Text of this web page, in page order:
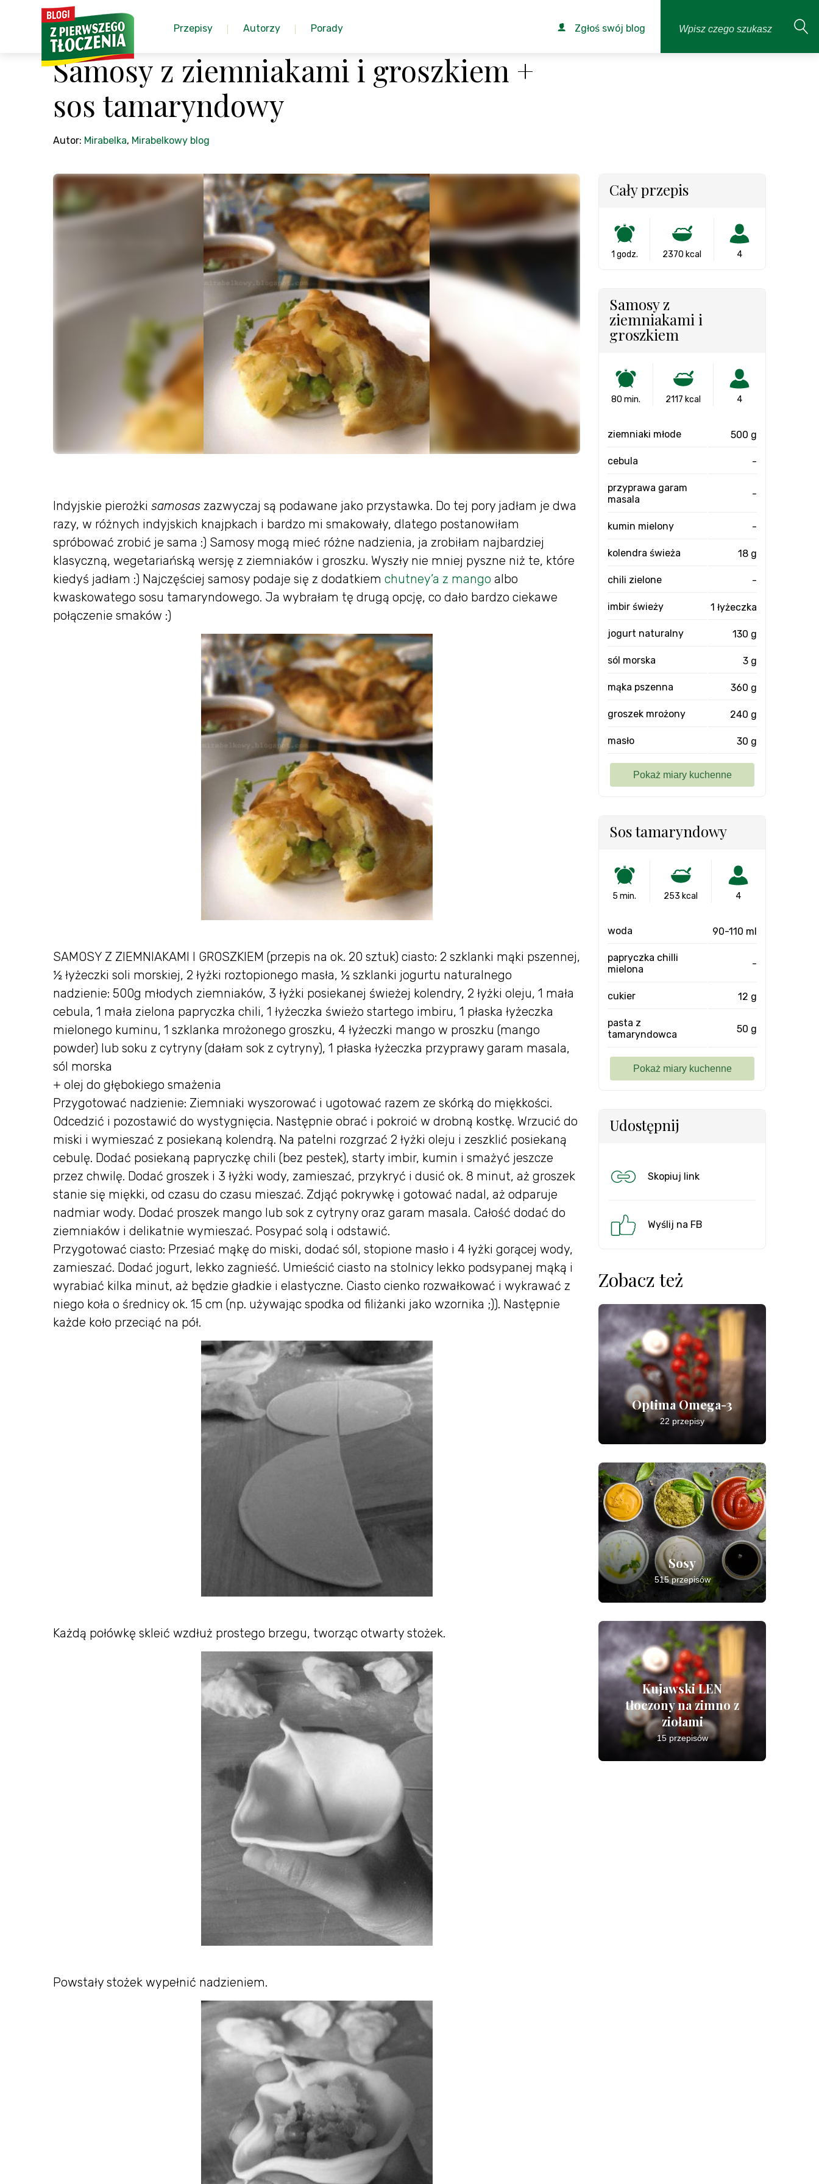
Przepisy Autorzy Porady Zgłoś swój blog
Samosy z ziemniakami i groszkiem +
sos tamaryndowy
Autor: Mirabelka, Mirabelkowy blog
Indyjskie pierożki samosas zazwyczaj są podawane jako przystawka. Do tej pory jadłam je dwa
razy, w różnych indyjskich knajpkach i bardzo mi smakowały, dlatego postanowiłam
spróbować zrobić je sama :) Samosy mogą mieć różne nadzienia, ja zrobiłam najbardziej
klasyczną, wegetariańską wersję z ziemniaków i groszku. Wyszły nie mniej pyszne niż te, które
kiedyś jadłam :) Najczęściej samosy podaje się z dodatkiem chutney’a z mango albo
kwaskowatego sosu tamaryndowego. Ja wybrałam tę drugą opcję, co dało bardzo ciekawe
połączenie smaków :)
SAMOSY Z ZIEMNIAKAMI I GROSZKIEM (przepis na ok. 20 sztuk) ciasto: 2 szklanki mąki pszennej,
½ łyżeczki soli morskiej, 2 łyżki roztopionego masła, ½ szklanki jogurtu naturalnego
nadzienie: 500g młodych ziemniaków, 3 łyżki posiekanej świeżej kolendry, 2 łyżki oleju, 1 mała
cebula, 1 mała zielona papryczka chili, 1 łyżeczka świeżo startego imbiru, 1 płaska łyżeczka
mielonego kuminu, 1 szklanka mrożonego groszku, 4 łyżeczki mango w proszku (mango
powder) lub soku z cytryny (dałam sok z cytryny), 1 płaska łyżeczka przyprawy garam masala,
sól morska
+ olej do głębokiego smażenia
Przygotować nadzienie: Ziemniaki wyszorować i ugotować razem ze skórką do miękkości.
Odcedzić i pozostawić do wystygnięcia. Następnie obrać i pokroić w drobną kostkę. Wrzucić do
miski i wymieszać z posiekaną kolendrą. Na patelni rozgrzać 2 łyżki oleju i zeszklić posiekaną
cebulę. Dodać posiekaną papryczkę chili (bez pestek), starty imbir, kumin i smażyć jeszcze
przez chwilę. Dodać groszek i 3 łyżki wody, zamieszać, przykryć i dusić ok. 8 minut, aż groszek
stanie się miękki, od czasu do czasu mieszać. Zdjąć pokrywkę i gotować nadal, aż odparuje
nadmiar wody. Dodać proszek mango lub sok z cytryny oraz garam masala. Całość dodać do
ziemniaków i delikatnie wymieszać. Posypać solą i odstawić.
Przygotować ciasto: Przesiać mąkę do miski, dodać sól, stopione masło i 4 łyżki gorącej wody,
zamieszać. Dodać jogurt, lekko zagnieść. Umieścić ciasto na stolnicy lekko podsypanej mąką i
wyrabiać kilka minut, aż będzie gładkie i elastyczne. Ciasto cienko rozwałkować i wykrawać z
niego koła o średnicy ok. 15 cm (np. używając spodka od filiżanki jako wzornika ;)). Następnie
każde koło przeciąć na pół.
Każdą połówkę skleić wzdłuż prostego brzegu, tworząc otwarty stożek.
Powstały stożek wypełnić nadzieniem.
Cały przepis
1 godz. 2370 kcal 4
Samosy z
ziemniakami i
groszkiem
80 min. 2117 kcal 4
ziemniaki młode 500 g
cebula -
przyprawa garam
masala
-
kumin mielony -
kolendra świeża 18 g
chili zielone -
imbir świeży 1 łyżeczka
jogurt naturalny 130 g
sól morska 3 g
mąka pszenna 360 g
groszek mrożony 240 g
masło 30 g
Sos tamaryndowy
5 min. 253 kcal 4
woda 90-110 ml
papryczka chilli
mielona
-
cukier 12 g
pasta z
tamaryndowca
50 g
Udostępnij
Skopiuj link
Wyślij na FB
Zobacz też
Optima Omega-3
22 przepisy
Sosy
515 przepisów
Kujawski LEN
tłoczony na zimno z
ziołami
15 przepisów